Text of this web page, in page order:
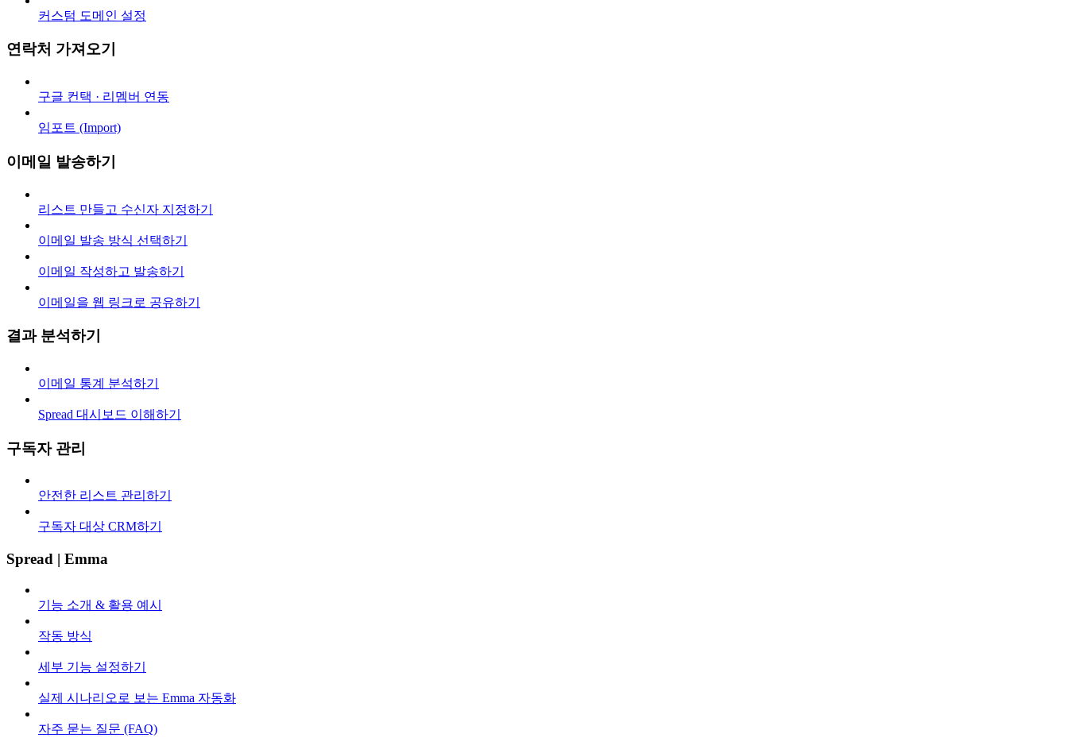
커스텀 도메인 설정
연락처 가져오기
구글 컨택 · 리멤버 연동
임포트 (Import)
이메일 발송하기
리스트 만들고 수신자 지정하기
이메일 발송 방식 선택하기
이메일 작성하고 발송하기
이메일을 웹 링크로 공유하기
결과 분석하기
이메일 통계 분석하기
Spread 대시보드 이해하기
구독자 관리
안전한 리스트 관리하기
구독자 대상 CRM하기
Spread | Emma
기능 소개 & 활용 예시
작동 방식
세부 기능 설정하기
실제 시나리오로 보는 Emma 자동화
자주 묻는 질문 (FAQ)